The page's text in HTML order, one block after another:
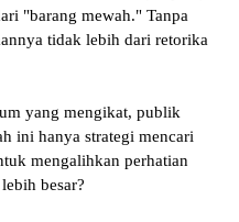
"barang mewah." Tanpa
tidak lebih dari retorika
yang mengikat, publik
ini hanya strategi mencari
mengalihkan perhatian
besar?